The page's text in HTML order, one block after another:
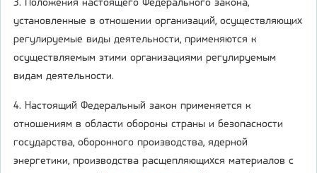
3. Положения настоящего Федерального закона,
установленные в отношении организаций, осуществляющих
регулируемые виды деятельности, применяются к
осуществляемым этими организациями регулируемым
видам деятельности.
4. Настоящий Федеральный закон применяется к
отношениям в области обороны страны и безопасности
государства, оборонного производства, ядерной
энергетики, производства расщепляющихся материалов с